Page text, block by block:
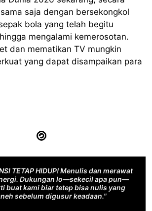
saja dengan bersekongkol
bola yang telah begitu
mengalami kemerosotan.
dan mematikan TV mungkin
yang dapat disampaikan para
TETAP HIDUP! Menulis dan merawat
Dukungan lo—sekecil apa pun—
buat kami biar tetep bisa nulis yang
sebelum digusur keadaan."